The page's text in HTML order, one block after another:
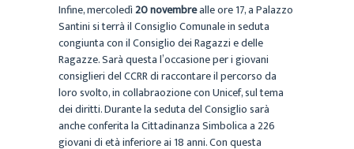
Infine, mercoledì20 novembrealle ore 17, a Palazzo
Santini si terrà il Consiglio Comunale in seduta
congiunta con il Consiglio dei Ragazzi e delle
Ragazze. Sarà questa l’occasione per i giovani
consiglieri del CCRR di raccontare il percorso da
loro svolto, in collabraozione con Unicef, sul tema
dei diritti. Durante la seduta del Consiglio sarà
anche conferita la Cittadinanza Simbolica a 226
giovani di età inferiore ai 18 anni. Con questa